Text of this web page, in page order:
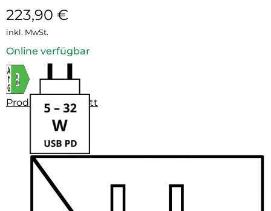
223,90 €
inkl. MwSt.
Online verfügbar
Produktdatenblatt